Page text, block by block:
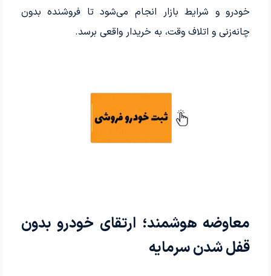
خودرو و شرایط بازار انجام می‌شود تا فروشنده بدون
چانه‌زنی و اتلاف وقت، به خریدار واقعی برسد.
معاوضه هوشمند؛ ارتقای خودرو بدون
قفل شدن سرمایه